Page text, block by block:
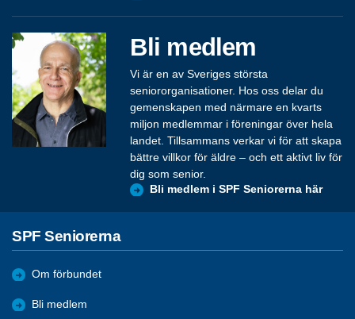
Bli medlem
Vi är en av Sveriges största
seniororganisationer. Hos oss delar du
gemenskapen med närmare en kvarts
miljon medlemmar i föreningar över hela
landet. Tillsammans verkar vi för att skapa
bättre villkor för äldre – och ett aktivt liv för
dig som senior.
Bli medlem i SPF Seniorerna här
SPF Seniorerna
Om förbundet
Bli medlem